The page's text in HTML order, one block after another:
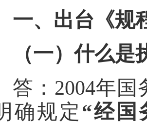
一、出台《规
（一）什么
答： 2004年
确规定 “经国